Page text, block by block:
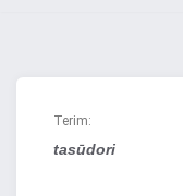
Terim:
tasūdori